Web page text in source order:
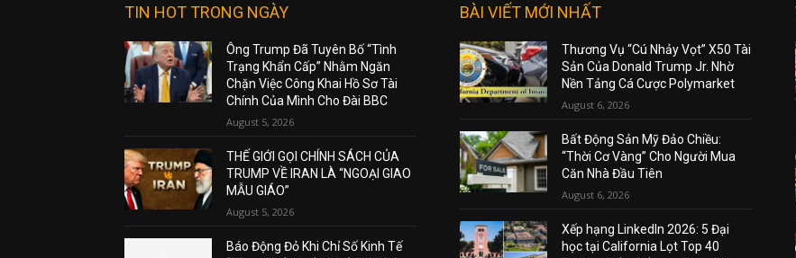
TIN HOT TRONG NGÀY
Ông Trump Đã Tuyên Bố “Tình
Trạng Khẩn Cấp” Nhằm Ngăn
Chặn Việc Công Khai Hồ Sơ Tài
Chính Của Mình Cho Đài BBC
August 5, 2026
THẾ GIỚI GỌI CHÍNH SÁCH CỦA
TRUMP VỀ IRAN LÀ “NGOẠI GIAO
MẪU GIÁO”
August 5, 2026
Báo Động Đỏ Khi Chỉ Số Kinh Tế
BÀI VIẾT MỚI NHẤT
Thương Vụ “Cú Nhảy Vọt” X50 Tài
Sản Của Donald Trump Jr. Nhờ
Nền Tảng Cá Cược Polymarket
August 6, 2026
Bất Động Sản Mỹ Đảo Chiều:
“Thời Cơ Vàng” Cho Người Mua
Căn Nhà Đầu Tiên
August 6, 2026
Xếp hạng LinkedIn 2026: 5 Đại
học tại California Lọt Top 40